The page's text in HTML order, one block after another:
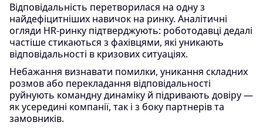
Відповідальність перетворилася на одну з
найдефіцитніших навичок на ринку. Аналітичні
огляди HR-ринку підтверджують: роботодавці дедалі
частіше стикаються з фахівцями, які уникають
відповідальності в кризових ситуаціях.
Небажання визнавати помилки, уникання складних
розмов або перекладання відповідальності
руйнують командну динаміку й підривають довіру —
як усередині компанії, так і з боку партнерів та
замовників.